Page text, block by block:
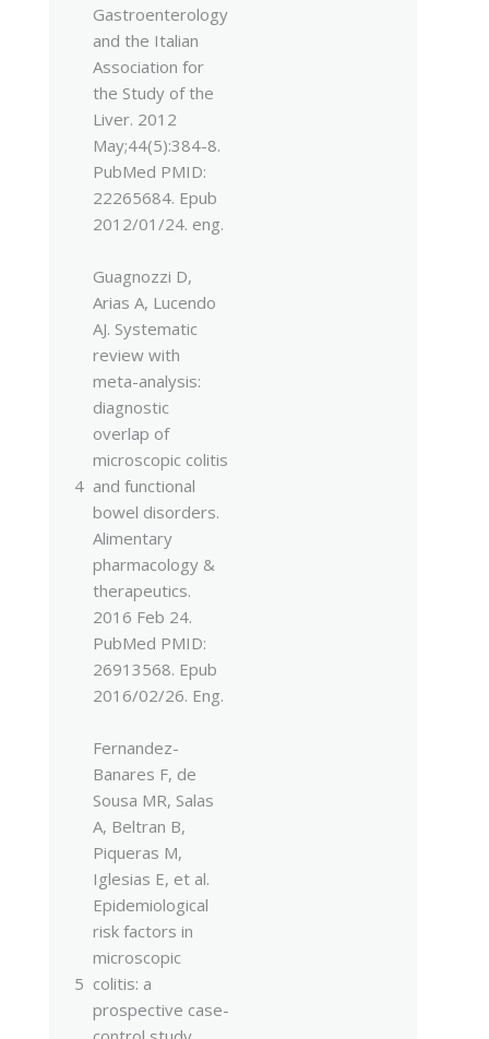
Gastroenterology
and the Italian
Association for
the Study of the
Liver. 2012
May;44(5):384-8.
PubMed PMID:
22265684. Epub
2012/01/24. eng.
4
Guagnozzi D,
Arias A, Lucendo
AJ. Systematic
review with
meta-analysis:
diagnostic
overlap of
microscopic colitis
and functional
bowel disorders.
Alimentary
pharmacology &
therapeutics.
2016 Feb 24.
PubMed PMID:
26913568. Epub
2016/02/26. Eng.
5
Fernandez-
Banares F, de
Sousa MR, Salas
A, Beltran B,
Piqueras M,
Iglesias E, et al.
Epidemiological
risk factors in
microscopic
colitis: a
prospective case-